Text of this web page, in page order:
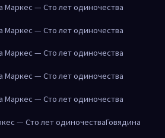
Маркес — Сто лет одиночества
Маркес — Сто лет одиночества
Маркес — Сто лет одиночества
Маркес — Сто лет одиночества
Маркес — Сто лет одиночества
— Сто лет одиночестваГовядина